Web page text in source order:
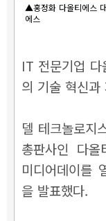
▲홍정화 다올티에스
에스
IT 전문기업 다
의 기술 혁신과
델 테크놀로지
총판사인 다
미디어데이를
을 발표했다.